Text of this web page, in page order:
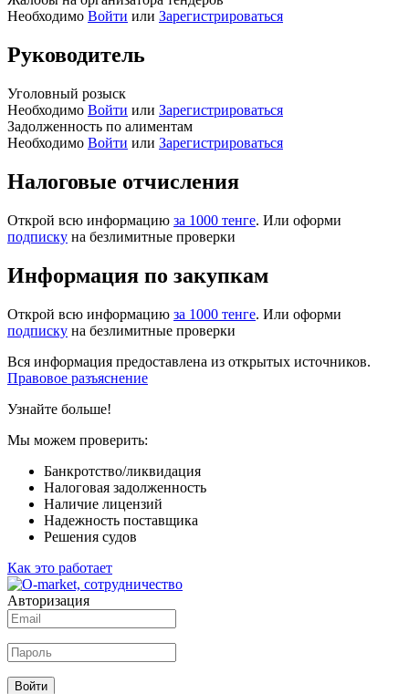
Необходимо Войти или Зарегистрироваться
Руководитель
Уголовный розыск
Необходимо Войти или Зарегистрироваться
Задолженность по алиментам
Необходимо Войти или Зарегистрироваться
Налоговые отчисления
Открой всю информацию за 1000 тенге. Или оформи
подписку на безлимитные проверки
Информация по закупкам
Открой всю информацию за 1000 тенге. Или оформи
подписку на безлимитные проверки
Вся информация предоставлена из открытых источников.
Правовое разъяснение
Узнайте больше!
Мы можем проверить:
Банкротство/ликвидация
Налоговая задолженность
Наличие лицензий
Надежность поставщика
Решения судов
Как это работает
Авторизация
Войти